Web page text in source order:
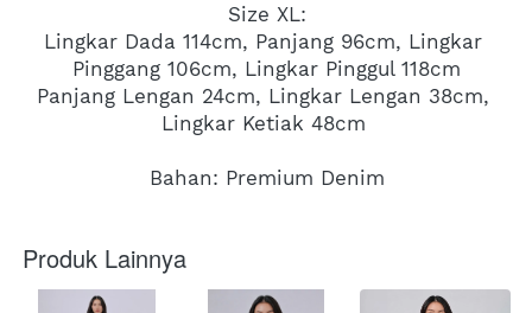
Size XL:
Lingkar Dada 114cm, Panjang 96cm, Lingkar
Pinggang 106cm, Lingkar Pinggul 118cm
Panjang Lengan 24cm, Lingkar Lengan 38cm,
Lingkar Ketiak 48cm
Bahan: Premium Denim
Produk Lainnya